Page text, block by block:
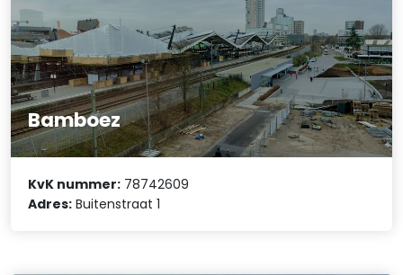
Bamboez
KvK nummer: 78742609
Adres: Buitenstraat 1